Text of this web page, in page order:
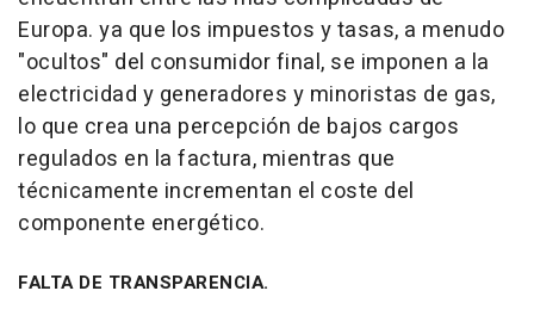
Europa. ya que los impuestos y tasas, a menudo
"ocultos" del consumidor final, se imponen a la
electricidad y generadores y minoristas de gas,
lo que crea una percepción de bajos cargos
regulados en la factura, mientras que
técnicamente incrementan el coste del
componente energético.
FALTA DE TRANSPARENCIA.